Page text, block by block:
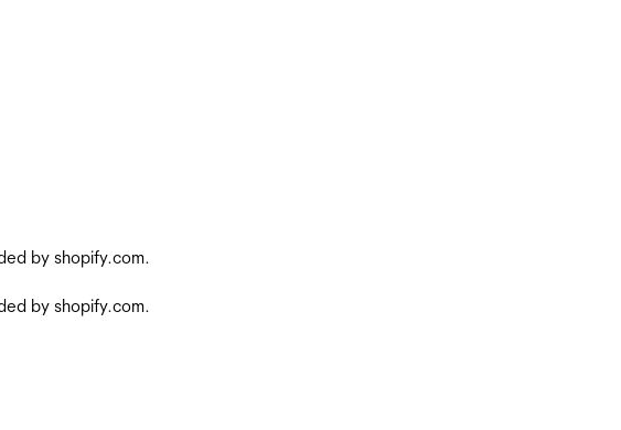
by shopify.com.
by shopify.com.